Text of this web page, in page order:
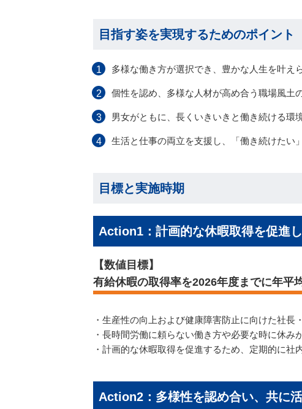
目指す姿を実現するためのポイント
1 多様な働き方が選択でき、豊かな人生を叶え
2 個性を認め、多様な人材が高め合う職場風土
3 男女がともに、長くいきいきと働き続ける環
4 生活と仕事の両立を支援し、「働き続けたい
目標と実施時期
Action1：計画的な休暇取得を促進
【数値目標】
有給休暇の取得率を2026年度までに年平
・生産性の向上および健康障害防止に向けた社
・長時間労働に頼らない働き方や必要な時に休み
・計画的な休暇取得を促進するため、定期的に社
Action2：多様性を認め合い、共に